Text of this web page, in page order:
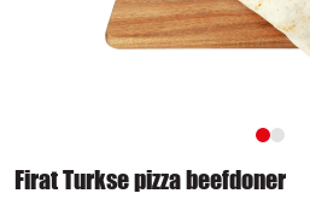
Firat Turkse pizza beefdoner